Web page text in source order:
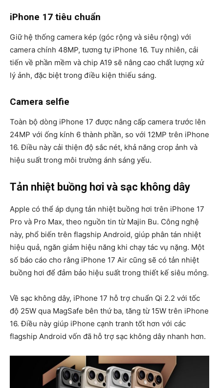
iPhone 17 tiêu chuẩn
Giữ hệ thống camera kép (góc rộng và siêu rộng) với
camera chính 48MP, tương tự iPhone 16. Tuy nhiên, cải
tiến về phần mềm và chip A19 sẽ nâng cao chất lượng xử
lý ảnh, đặc biệt trong điều kiện thiếu sáng.
Camera selfie
Toàn bộ dòng iPhone 17 được nâng cấp camera trước lên
24MP với ống kính 6 thành phần, so với 12MP trên iPhone
16. Điều này cải thiện độ sắc nét, khả năng crop ảnh và
hiệu suất trong môi trường ánh sáng yếu.
Tản nhiệt buồng hơi và sạc không dây
Apple có thể áp dụng tản nhiệt buồng hơi trên iPhone 17
Pro và Pro Max, theo nguồn tin từ Majin Bu. Công nghệ
này, phổ biến trên flagship Android, giúp phân tán nhiệt
hiệu quả, ngăn giảm hiệu năng khi chạy tác vụ nặng. Một
số báo cáo cho rằng iPhone 17 Air cũng sẽ có tản nhiệt
buồng hơi để đảm bảo hiệu suất trong thiết kế siêu mỏng.
Về sạc không dây, iPhone 17 hỗ trợ chuẩn Qi 2.2 với tốc
độ 25W qua MagSafe bên thứ ba, tăng từ 15W trên iPhone
16. Điều này giúp iPhone cạnh tranh tốt hơn với các
flagship Android vốn đã hỗ trợ sạc không dây nhanh hơn.